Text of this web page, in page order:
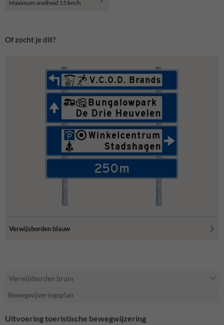
Maximum snelheid 15 km/h
Of zocht je dit?
Verwijsborden blauw
Verwijsborden bruin
Bewegwijzeringsplan
Uitvoering toeristische bewegwijzering